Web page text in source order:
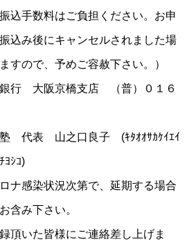
込手数料はご負担ください。お申
込み後にキャンセルされました場
すので、予めご容赦下さい。）
行 大阪京橋支店 （普）０１６
代表 山之口良子 (ｷﾀｵｵｻｶｹｲｴｲ
ｼｺ)
染状況次第で、延期する場合
含み下さい。
頂いた皆様にご連絡差し上げま